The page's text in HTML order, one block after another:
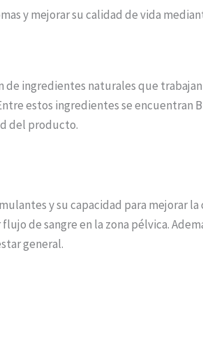
y mejorar su calidad de vida
ingredientes naturales que
estos ingredientes se encuentran
del producto.
y su capacidad para mejorar la
de sangre en la zona pélvica.
general.